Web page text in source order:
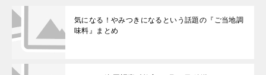
気になる！やみつきになるという話題の『ご当地調
味料』まとめ